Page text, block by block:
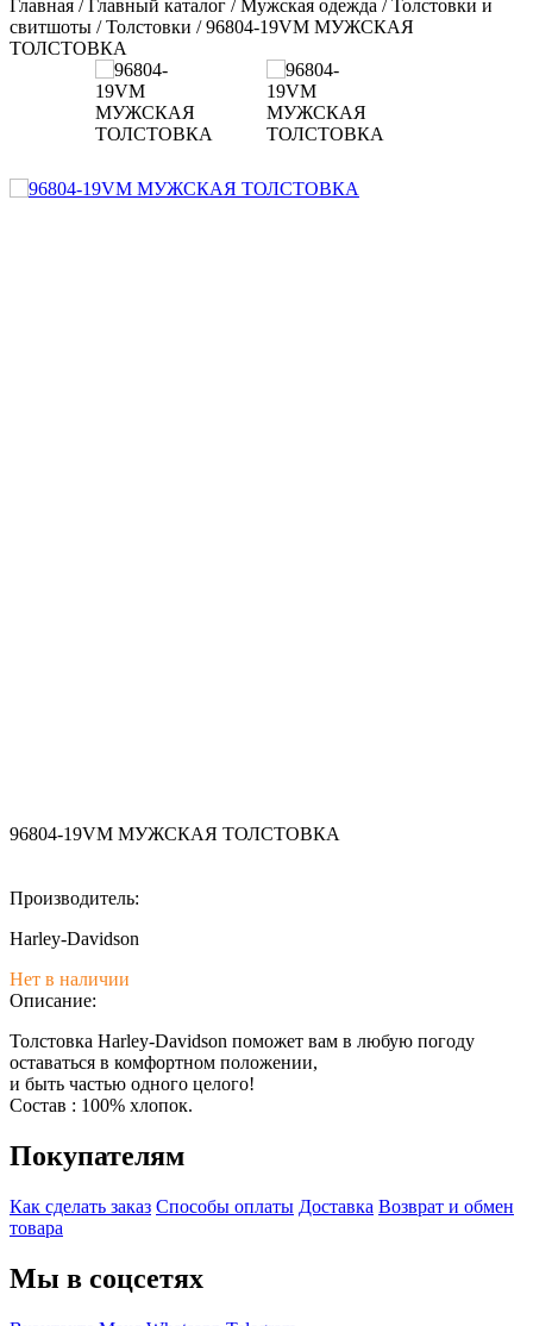
Главная /Главный каталог /Мужская одежда /Толстовки и
свитшоты /Толстовки /96804-19VM МУЖСКАЯ
ТОЛСТОВКА
96804-19VM МУЖСКАЯ ТОЛСТОВКА
Производитель:
Harley-Davidson
Нет в наличии
Описание:
Толстовка Harley-Davidson поможет вам в любую погоду
оставаться в комфортном положении,
и быть частью одного целого!
Состав : 100% хлопок.
Покупателям
Как сделать заказ Способы оплаты Доставка Возврат и обмен
товара
Мы в соцсетях